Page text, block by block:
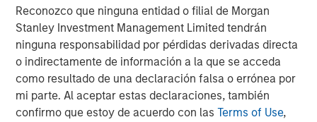
Reconozco que ninguna entidad o filial de Morgan
Stanley Investment Management Limited tendrán
ninguna responsabilidad por pérdidas derivadas directa
o indirectamente de información a la que se acceda
como resultado de una declaración falsa o errónea por
mi parte. Al aceptar estas declaraciones, también
confirmo que estoy de acuerdo con lasTerms of Use,